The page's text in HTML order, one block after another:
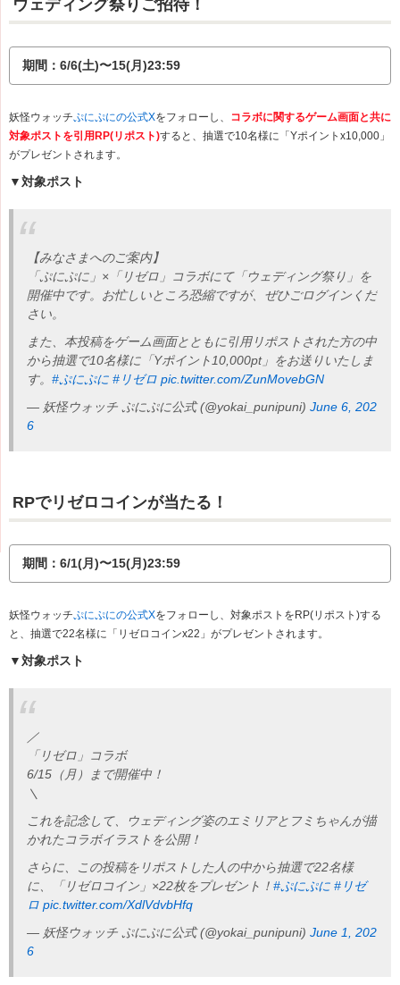
ウェディング祭りご招待！
期間：6/6(土)〜15(月)23:59
妖怪ウォッチぷにぷにの公式Xをフォローし、 コラボに関するゲーム画面と共に
対象ポストを引用RP(リポスト)すると、抽選で10名様に「Yポイントx10,000」
がプレゼントされます。
▼対象ポスト
【みなさまへのご案内】
「ぷにぷに」×「リゼロ」コラボにて「ウェディング祭り」を
開催中です。お忙しいところ恐縮ですが、ぜひごログインくだ
さい。
また、本投稿をゲーム画面とともに引用リポストされた方の中
から抽選で10名様に「Yポイント10,000pt」をお送りいたしま
す。 #ぷにぷに #リゼロ pic.twitter.com/ZunMovebGN
— 妖怪ウォッチ ぷにぷに公式 (@yokai_punipuni) June 6, 202
6
RPでリゼロコインが当たる！
期間：6/1(月)〜15(月)23:59
妖怪ウォッチぷにぷにの公式Xをフォローし、対象ポストをRP(リポスト)する
と、抽選で22名様に「リゼロコインx22」がプレゼントされます。
▼対象ポスト
／
「リゼロ」コラボ
6/15（月）まで開催中！
＼
これを記念して、ウェディング姿のエミリアとフミちゃんが描
かれたコラボイラストを公開！
さらに、この投稿をリポストした人の中から抽選で22名様
に、「リゼロコイン」×22枚をプレゼント！ #ぷにぷに #リゼ
ロ pic.twitter.com/XdlVdvbHfq
— 妖怪ウォッチ ぷにぷに公式 (@yokai_punipuni) June 1, 202
6